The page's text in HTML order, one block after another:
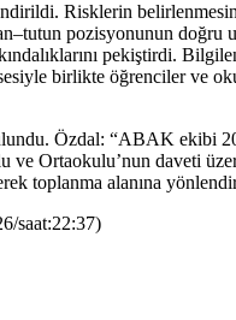
Risklerin
pozisyonunun doğru
pekiştirdi.
birlikte öğrenciler ve
Özdal: “ABAK ekibi
Ortaokulu’nun daveti
toplanma alanına
saat:22:37)